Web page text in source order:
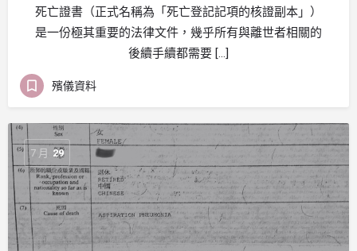
死亡證書（正式名稱為「死亡登記記項的核證副本」）
是一份極其重要的法律文件，幾乎所有與離世者相關的
後續手續都需要 […]
殯儀資料
7 月 29